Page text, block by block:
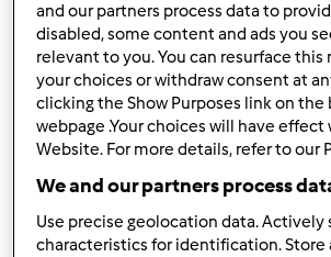
Grażyna Kamińska Dołączył
czw., 04/16/2015 - 19:53
WitajSzamanko Napisz coś
Pozdrawiam serdecznie Grażyna ze
and our partners process data to
disabled, some content and ads you
relevant to you. You can resurface this
your choices or withdraw consent at
clicking the Show Purposes link on
webpage .Your choices will have
Website. For more details, refer to our
We and our partners process
Use precise geolocation data. Actively
characteristics for identification. Store